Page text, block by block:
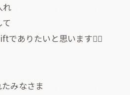
れ
でありたいと思います🧚‍♀️
みなさま